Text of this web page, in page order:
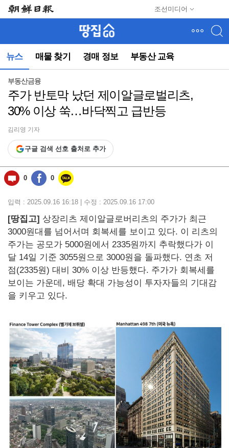
조선미디어
뉴스 매물 찾기 경매 정보 부동산 교육
뉴
(컨
동)
부동산금융
주가 반토막 났던 제이알글로벌리츠,
30% 이상 쑥…바닥찍고 급반등
김리영 기자
구글 검색 선호 출처로 추가
0 0
입력 : 2025.09.16 16:18 | 수정 : 2025.09.16 17:00
[땅집고] 상장리츠 제이알글로버리츠의 주가가 최근
3000원대를 넘어서며 회복세를 보이고 있다. 이 리츠의
주가는 공모가 5000원에서 2335원까지 추락했다가 이
달 14일 기준 3055원으로 3000원을 돌파했다. 연초 저
점(2335원) 대비 30% 이상 반등했다. 주가가 회복세를
보이는 가운데, 배당 확대 가능성이 투자자들의 기대감
을 키우고 있다.